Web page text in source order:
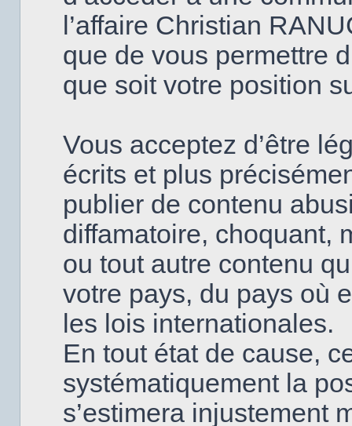
l’affaire Christian
que de vous permettre
que soit votre position
Vous acceptez d’être
écrits et plus
publier de contenu
diffamatoire, choquant,
ou tout autre contenu
votre pays, du pays où
les lois internationales.
En tout état de cause,
systématiquement la
s’estimera injustement